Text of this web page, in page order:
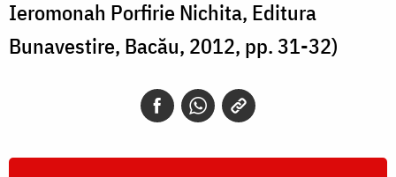
Ieromonah Porfirie Nichita, Editura
Bunavestire, Bacău, 2012, pp. 31-32)